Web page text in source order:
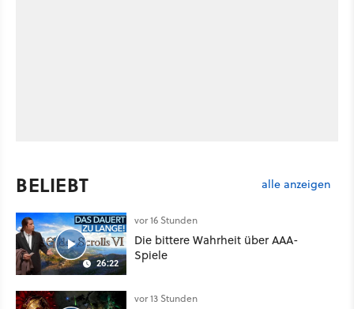
BELIEBT alle anzeigen
26:22
vor 16 Stunden
Die bittere Wahrheit über AAA-
Spiele
vor 13 Stunden